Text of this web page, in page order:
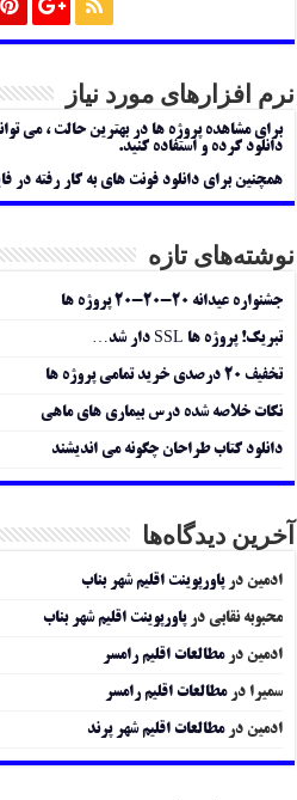
نرم افزارهای مورد نیاز
برای مشاهده پروژه ها در بهترین حالت ، می
دانلود کرده و استفاده کنید.
همچنین برای دانلود فونت های به کار رفته در
نوشته‌های تازه
جشنواره عیدانه ۲۰-۲۰-۲۰ پروژه ها
تبریک! پروژه ها SSL دار شد…
تخفیف ۲۰ درصدی خرید تمامی پروژه ها
نکات خلاصه شده درس بیماری های ماهی
دانلود کتاب طراحان چگونه می اندیشند
آخرین دیدگاه‌ها
ادمین درپاورپوینت اقلیم شهر بناب
محبوبه نقابی درپاورپوینت اقلیم شهر بناب
ادمین درمطالعات اقلیم رامسر
سمیرا درمطالعات اقلیم رامسر
ادمین درمطالعات اقلیم شهر پرند